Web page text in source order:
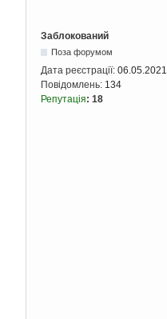
Заблокований
Поза форумом
Дата реєстрації: 06.05.2021
Повідомлень: 134
Репутація: 18